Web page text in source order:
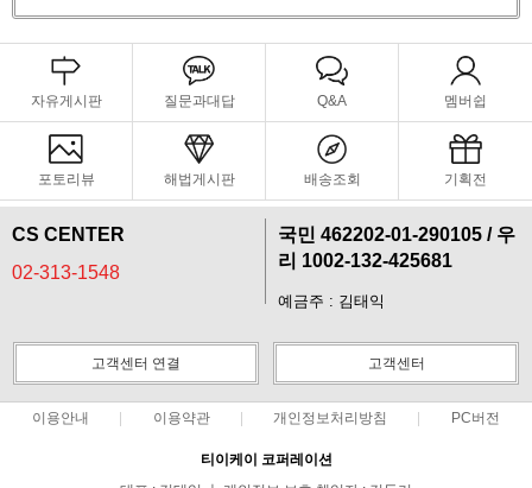
자유게시판 질문과대답 Q&A 멤버쉽
포토리뷰 해법게시판 배송조회 기획전
CS CENTER
02-313-1548
국민 462202-01-290105 / 우
리 1002-132-425681
예금주 : 김태익
고객센터 연결 고객센터
이용안내 이용약관 개인정보처리방침 PC버전
티이케이 코퍼레이션